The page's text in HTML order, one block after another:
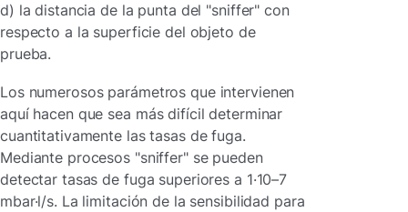
d) la distancia de la punta del "sniffer" con
respecto a la superficie del objeto de
prueba.
Los numerosos parámetros que intervienen
aquí hacen que sea más difícil determinar
cuantitativamente las tasas de fuga.
Mediante procesos "sniffer" se pueden
detectar tasas de fuga superiores a 1·10–7
mbar·l/s. La limitación de la sensibilidad para